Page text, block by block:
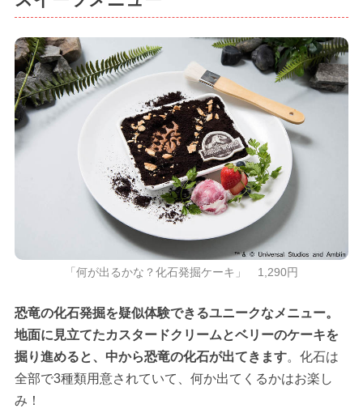
「何が出るかな？化石発掘ケーキ」 1,290円
恐竜の化石発掘を疑似体験できるユニークなメニュー。
地面に見立てたカスタードクリームとベリーのケーキを
掘り進めると、中から恐竜の化石が出てきます。化石は
全部で3種類用意されていて、何か出てくるかはお楽し
み！